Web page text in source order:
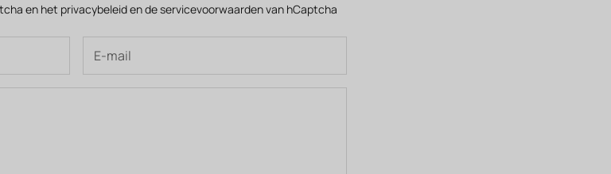
en het privacybeleiden deservicevoorwaardenvan hCaptcha